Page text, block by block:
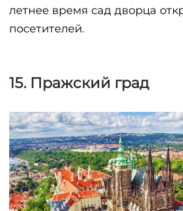
летнее время сад дворца
посетителей.
15. Пражский град